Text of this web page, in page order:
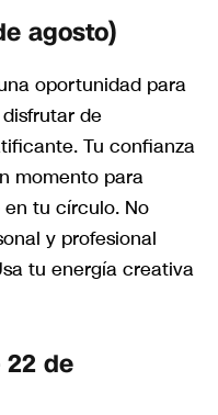
agosto)
oportunidad para
de
Tu confianza
momento para
tu círculo. No
y profesional
tu energía creativa
22 de